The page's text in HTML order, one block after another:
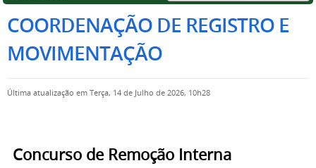
COORDENAÇÃO DE REGISTRO E
MOVIMENTAÇÃO
Última atualização em Terça, 14 de Julho de 2026, 10h28
Concurso de Remoção Interna